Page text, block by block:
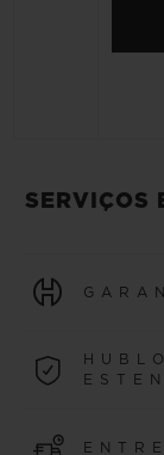
SERVIÇOS
2026 se
SAIBA MAIS